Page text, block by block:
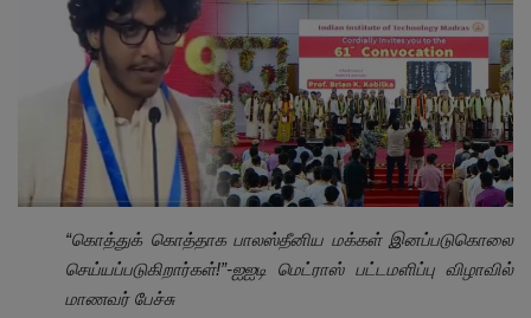
Language
English Tamil
“கொத்துக் கொத்தாக பாலஸ்தீனிய மக்கள் இனப்படுகொலை
செய்யப்படுகிறார்கள்!”-ஐஐடி மெட்ராஸ் பட்டமளிப்பு விழாவில்
மாணவர் பேச்சு